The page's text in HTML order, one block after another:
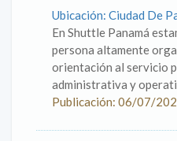
Ubicación: Ciudad De
En Shuttle Panamá
persona altamente
orientación al servicio
administrativa y
Publicación: 06/07/